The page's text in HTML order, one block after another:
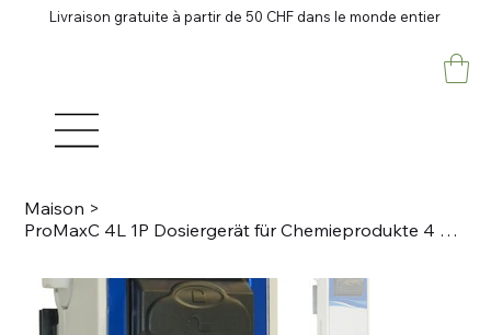
Livraison gratuite à partir de 50 CHF dans le monde entier
Maison >
ProMaxC 4L 1P Dosiergerät für Chemieprodukte 4 Liter - 1 Produkt